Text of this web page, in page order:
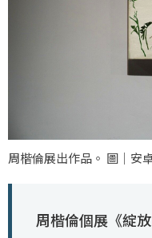
周楷倫展出作品。 圖｜安
周楷倫個展《綻放